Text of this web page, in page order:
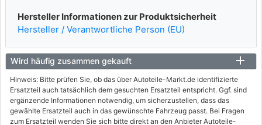
Hersteller Informationen zur Produktsicherheit
Hersteller / Verantwortliche Person (EU)
Wird häufig zusammen gekauft
Hinweis: Bitte prüfen Sie, ob das über Autoteile-Markt.de identifizierte
Ersatzteil auch tatsächlich dem gesuchten Ersatzteil entspricht. Ggf. sind
ergänzende Informationen notwendig, um sicherzustellen, dass das
gewählte Ersatzteil auch in das gewünschte Fahrzeug passt. Bei Fragen
zum Ersatzteil wenden Sie sich bitte direkt an den Anbieter Autoteile-